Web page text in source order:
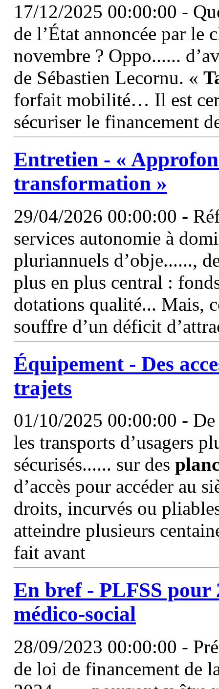
17/12/2025 00:00:00 -
de l’État annoncée par le
novembre ? Oppo......
de Sébastien Lecornu. «
forfait mobilité… Il est
sécuriser le financement
Entretien - «
transformation »
29/04/2026 00:00:00 -
services autonomie à
pluriannuels d’obje......,
plus en plus central :
dotations qualité... Mais,
souffre d’un déficit
Équipement - Des
trajets
01/10/2025 00:00:00 -
les transports d’usagers
sécurisés...... sur des
d’accès pour accéder au
droits, incurvés ou
atteindre plusieurs
fait avant
En bref - PLFSS
médico-social
28/09/2023 00:00:00 -
de loi de financement de